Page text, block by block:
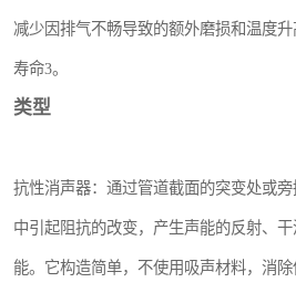
减少因排气不畅导致的额外磨损和温度
寿命3。
类型
抗性消声器：通过管道截面的突变处或
中引起阻抗的改变，产生声能的反射、
能。它构造简单，不使用吸声材料，消